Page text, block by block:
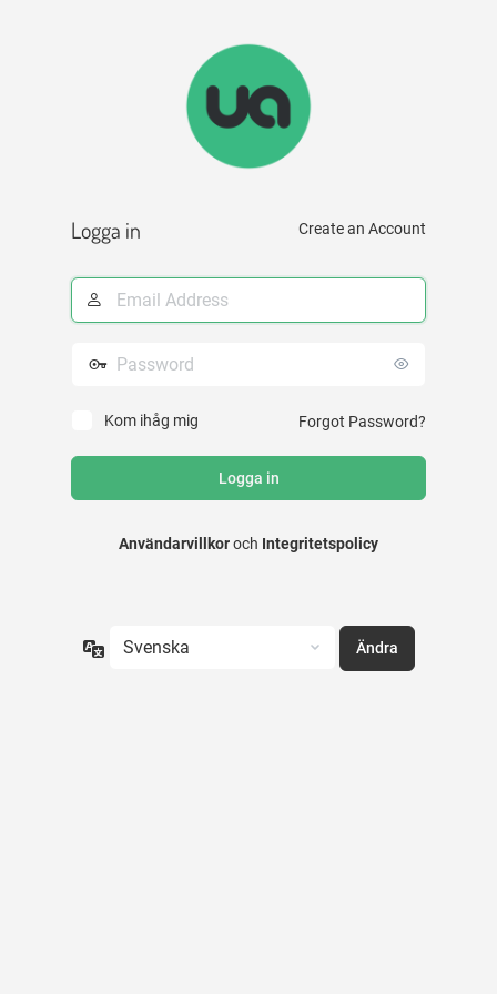
Logga in Create an Account
E-
postadress
Kom ihåg mig Forgot Password?
Användarvillkoroch Integritetspolicy
Språk